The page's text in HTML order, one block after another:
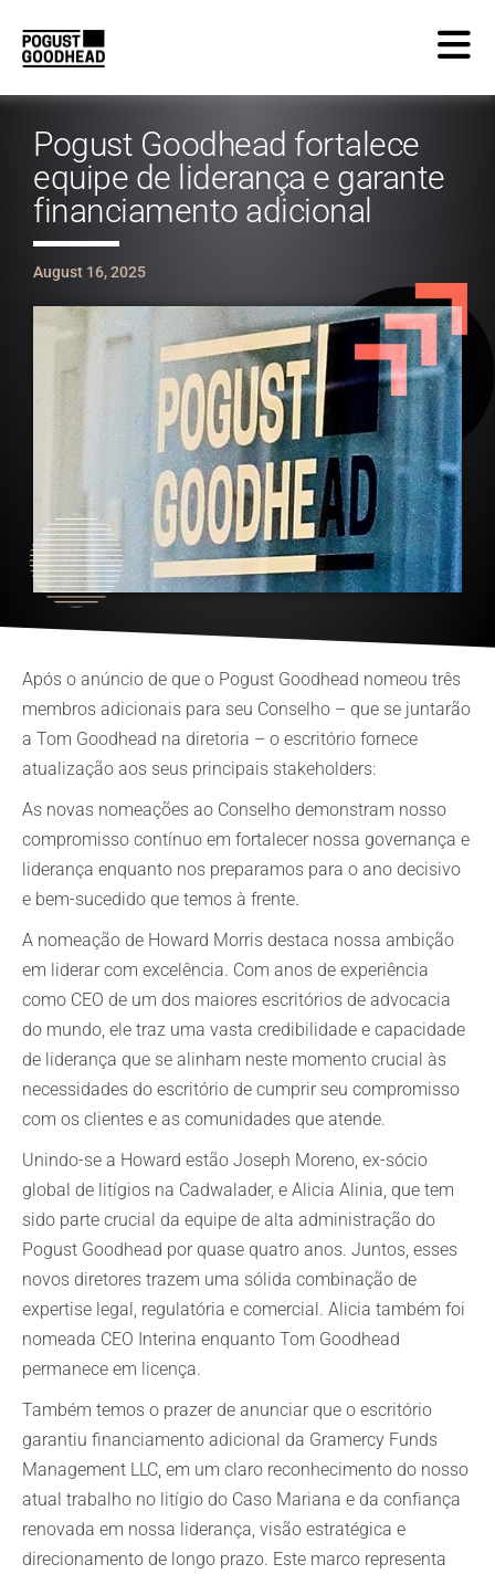
Pogust Goodhead fortalece
equipe de liderança e garante
financiamento adicional
August 16, 2025
Após o anúncio de que o Pogust Goodhead nomeou três
membros adicionais para seu Conselho – que se juntarão
a Tom Goodhead na diretoria – o escritório fornece
atualização aos seus principais stakeholders:
As novas nomeações ao Conselho demonstram nosso
compromisso contínuo em fortalecer nossa governança e
liderança enquanto nos preparamos para o ano decisivo
e bem-sucedido que temos à frente.
A nomeação de Howard Morris destaca nossa ambição
em liderar com excelência. Com anos de experiência
como CEO de um dos maiores escritórios de advocacia
do mundo, ele traz uma vasta credibilidade e capacidade
de liderança que se alinham neste momento crucial às
necessidades do escritório de cumprir seu compromisso
com os clientes e as comunidades que atende.
Unindo-se a Howard estão Joseph Moreno, ex-sócio
global de litígios na Cadwalader, e Alicia Alinia, que tem
sido parte crucial da equipe de alta administração do
Pogust Goodhead por quase quatro anos. Juntos, esses
novos diretores trazem uma sólida combinação de
expertise legal, regulatória e comercial. Alicia também foi
nomeada CEO Interina enquanto Tom Goodhead
permanece em licença.
Também temos o prazer de anunciar que o escritório
garantiu financiamento adicional da Gramercy Funds
Management LLC, em um claro reconhecimento do nosso
atual trabalho no litígio do Caso Mariana e da confiança
renovada em nossa liderança, visão estratégica e
direcionamento de longo prazo. Este marco representa